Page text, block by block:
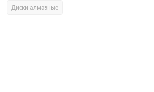
Диски алмазные